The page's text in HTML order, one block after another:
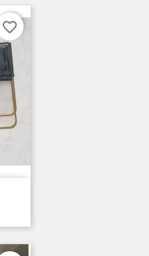
favorite_border